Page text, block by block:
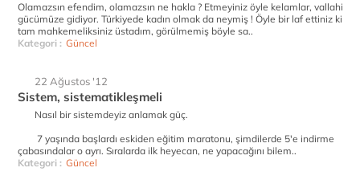
Olamazsın efendim, olamazsın ne hakla ? Etmeyiniz öyle kelamlar, vallahi
gücümüze gidiyor. Türkiyede kadın olmak da neymiş ! Öyle bir laf ettiniz ki
tam mahkemeliksiniz üstadım, görülmemiş böyle sa..
Kategori : Güncel
22 Ağustos '12
Sistem, sistematikleşmeli
Nasıl bir sistemdeyiz anlamak güç.
7 yaşında başlardı eskiden eğitim maratonu, şimdilerde 5'e indirme
çabasındalar o ayrı. Sıralarda ilk heyecan, ne yapacağını bilem..
Kategori : Güncel